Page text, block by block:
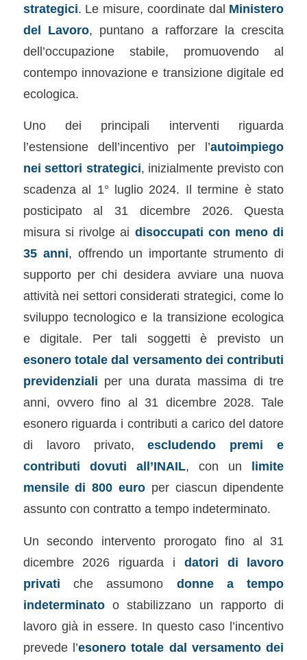
strategici. Le misure, coordinate dal Ministero
del Lavoro, puntano a rafforzare la crescita
dell’occupazione stabile, promuovendo al
contempo innovazione e transizione digitale ed
ecologica.
Uno dei principali interventi riguarda
l’estensione dell’incentivo per l’autoimpiego
nei settori strategici, inizialmente previsto con
scadenza al 1° luglio 2024. Il termine è stato
posticipato al 31 dicembre 2026. Questa
misura si rivolge ai disoccupati con meno di
35 anni, offrendo un importante strumento di
supporto per chi desidera avviare una nuova
attività nei settori considerati strategici, come lo
sviluppo tecnologico e la transizione ecologica
e digitale. Per tali soggetti è previsto un
esonero totale dal versamento dei contributi
previdenziali per una durata massima di tre
anni, ovvero fino al 31 dicembre 2028. Tale
esonero riguarda i contributi a carico del datore
di lavoro privato,escludendo premi e
contributi dovuti all’INAIL, con un limite
mensile di 800 euro per ciascun dipendente
assunto con contratto a tempo indeterminato.
Un secondo intervento prorogato fino al 31
dicembre 2026 riguarda i datori di lavoro
privati che assumono donne a tempo
indeterminatoo stabilizzano un rapporto di
lavoro già in essere. In questo caso l’incentivo
prevede l’esonero totale dal versamento dei